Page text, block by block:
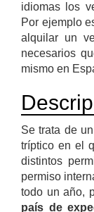
idiomas los
Por ejemplo
alquilar un
necesarios
mismo en
Se trata de
tríptico en el
distintos
permiso
todo un año,
país de